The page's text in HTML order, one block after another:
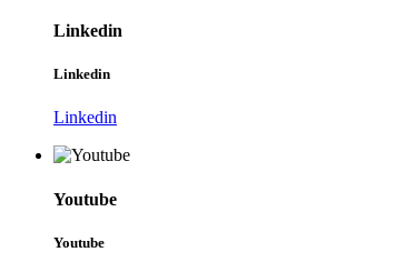
Linkedin
Linkedin
Linkedin
Youtube
Youtube